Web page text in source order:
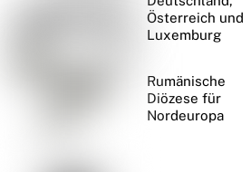
Österreich und
Luxemburg
Rumänische
Diözese für
Nordeuropa